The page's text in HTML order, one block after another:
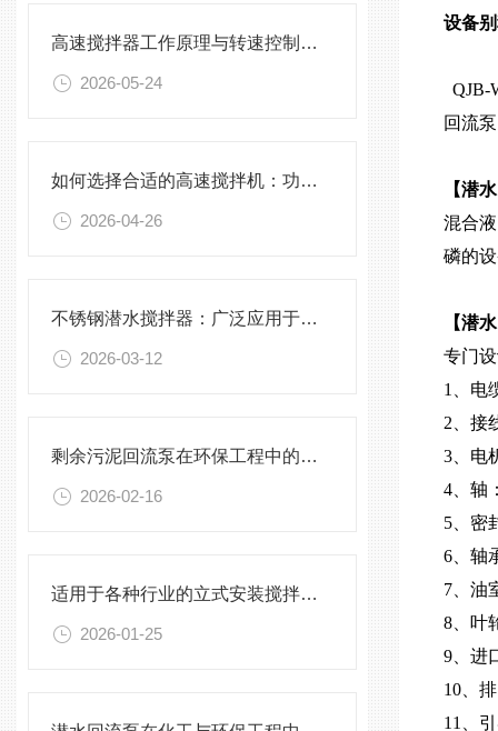
高速搅拌器工作原理与转速控制技术分析
2026-05-24
如何选择合适的高速搅拌机：功率、转速、搅拌桨叶与物料适配性分析
2026-04-26
不锈钢潜水搅拌器：广泛应用于污水处理与化学工程
2026-03-12
剩余污泥回流泵在环保工程中的应用前景
2026-02-16
适用于各种行业的立式安装搅拌机选型指南
2026-01-25
设备
QJB-
回流
【潜
混合
磷的
【潜
专门
1、电
2、接
3、电
4、轴
5、密
6、轴
7、油
8、叶
9、进
10、
11、